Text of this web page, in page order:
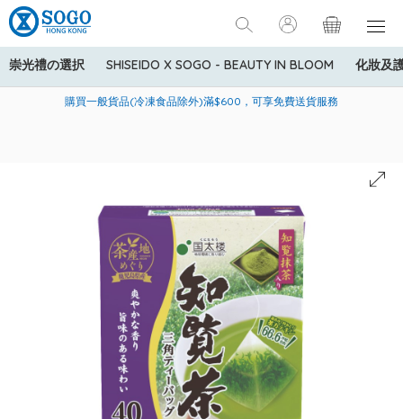
崇光禮の選択 SHISEIDO X SOGO - BEAUTY IN BLOOM 化妝及
美國運通Explorer®信用卡會員購物禮遇：高達5%簽賬回贈！
購買一般貨品(冷凍食品除外)滿$600，可享免費送貨服務
寄送中國內地服務只適用於指定商品，若訂單金額少於HK$600(折